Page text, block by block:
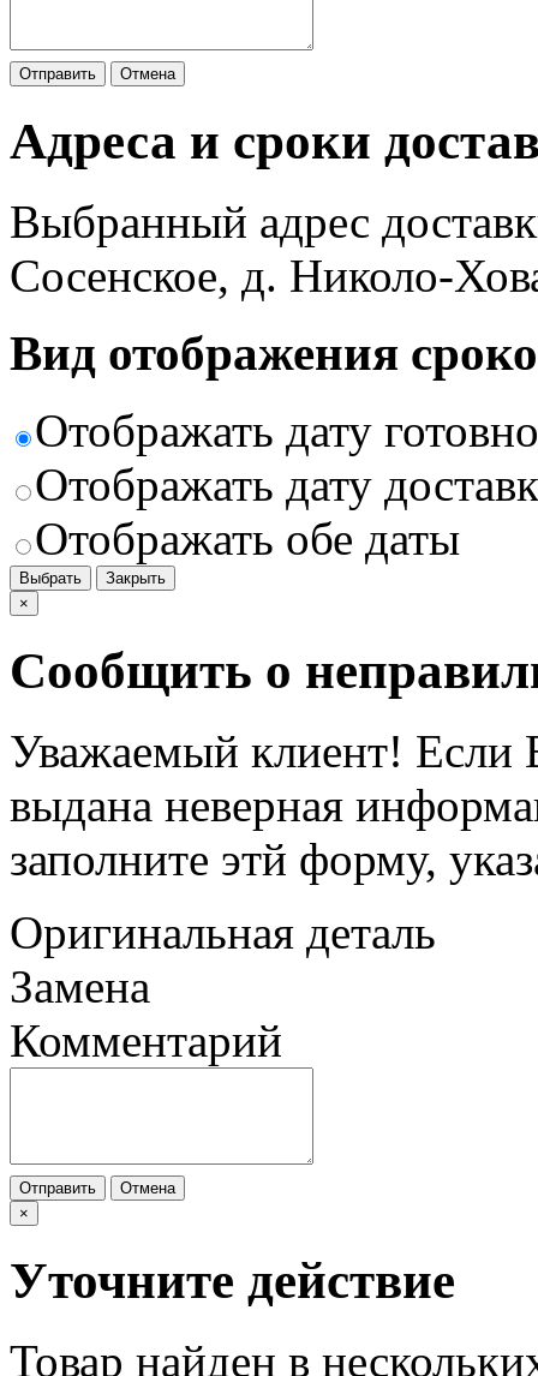
Отправить Отмена
Адреса и сроки
Выбранный адрес
Сосенское, д. Николо-
Вид отображения
Отображать дату
Отображать дату
Отображать обе даты
Выбрать
Закрыть
×
Сообщить о
Уважаемый клиент! Если
выдана неверная
заполните этй форму,
Оригинальная деталь
Замена
Комментарий
Отправить
Отмена
×
Уточните действие
Товар найден в